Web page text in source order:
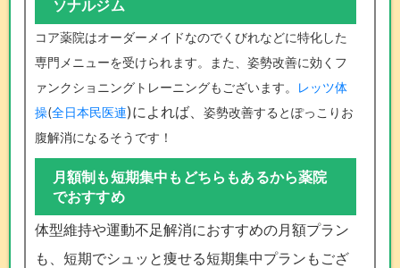
ソナルジム
コア薬院はオーダーメイドなのでくびれなどに特化した
専門メニューを受けられます。また、姿勢改善に効くフ
ァンクショニングトレーニングもございます。
レッツ体
操(全日本民医連)によれば、
姿勢改善するとぽっこりお
腹解消になるそうです！
月額制も短期集中もどちらもあるから薬院
でおすすめ
体型維持や運動不足解消におすすめの月額プラン
も、短期でシュッと痩せる短期集中プランもござ